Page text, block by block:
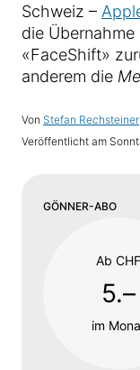
Schweiz –
die
«FaceShift»
anderem die
Von Stefan Rechsteiner
Veröffentlicht am
GÖNNER-ABO
Ab CHF
5.–
im